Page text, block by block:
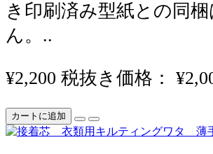
き印刷済み型紙との同
ん。..
¥2,200 税抜き価格：
カートに追加